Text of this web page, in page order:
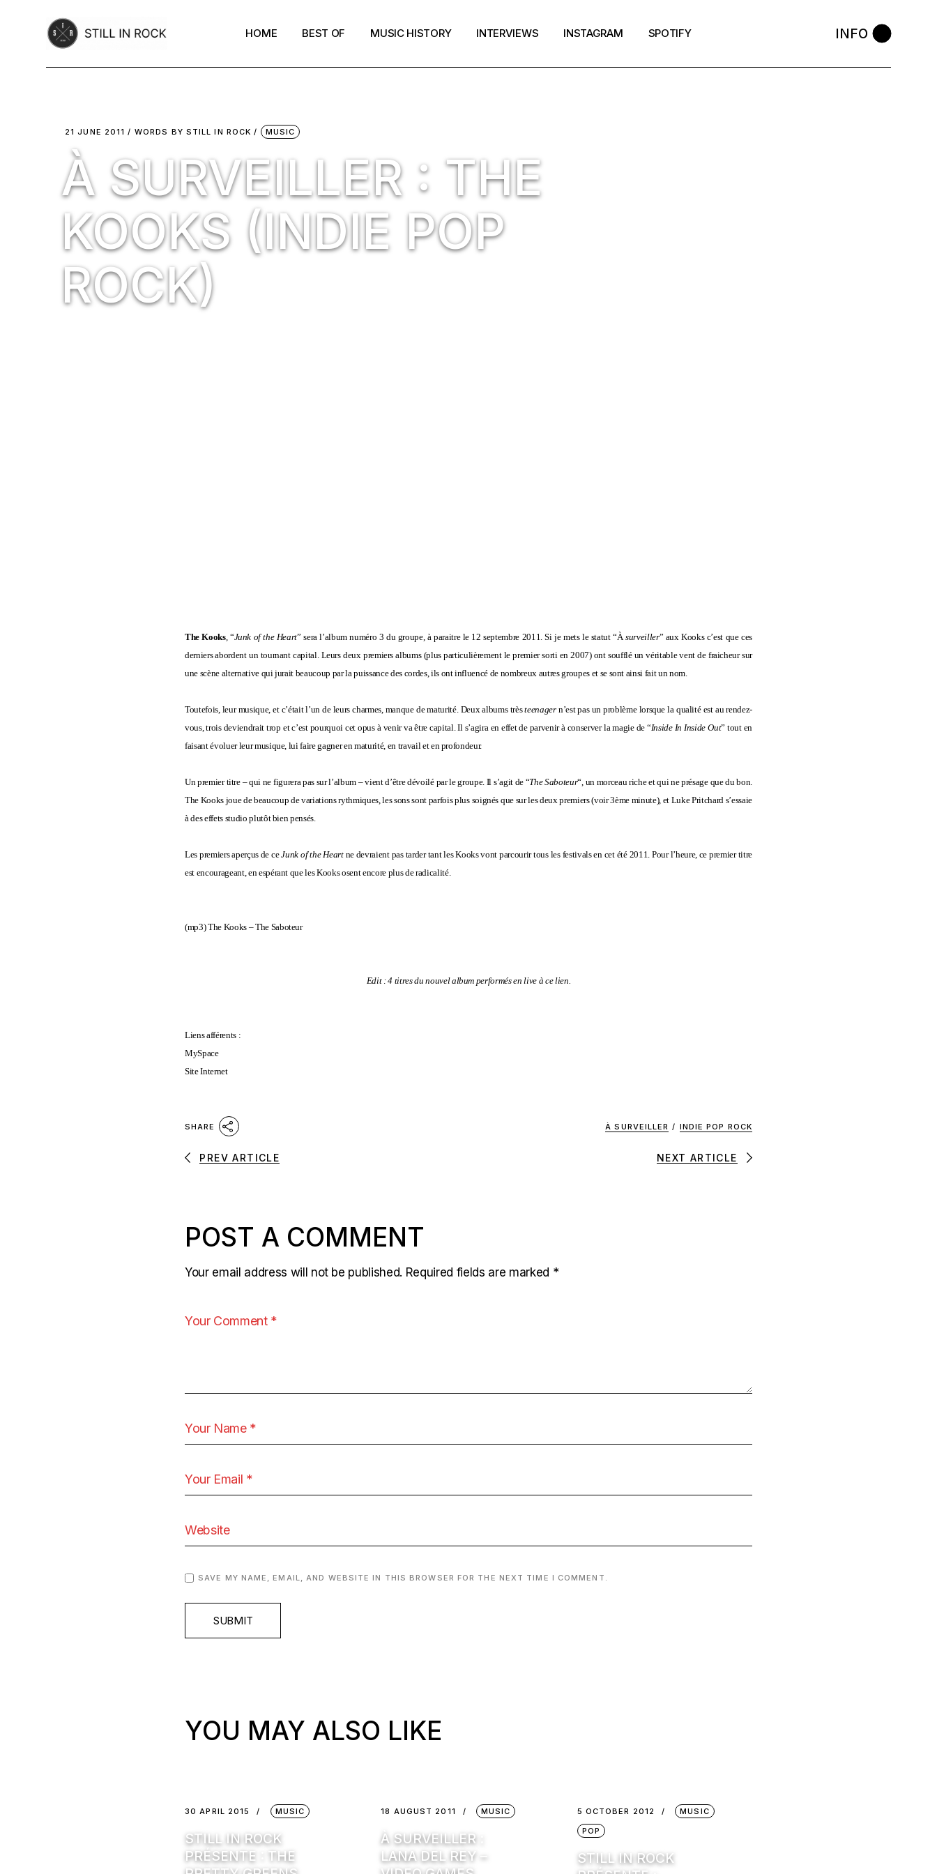
HOME BEST OF MUSIC HISTORY INTERVIEWS INSTAGRAM SPOTIFY INFO
21 JUNE 2011 WORDS BY STILL IN ROCK MUSIC
À SURVEILLER : THE
KOOKS (INDIE POP
ROCK)
The Kooks, “Junk of the Heart” sera l’album numéro 3 du groupe, à paraitre le 12 septembre 2011. Si je mets le statut “Àsurveiller” aux Kooks c’est que ces
derniers abordent un tournant capital. Leurs deux premiers albums (plus particulièrement le premier sorti en 2007) ont soufflé un véritable vent de fraicheur sur
une scène alternative qui jurait beaucoup par la puissance des cordes, ils ont influencé de nombreux autres groupes et se sont ainsi fait un nom.
Toutefois, leur musique, et c’était l’un de leurs charmes, manque de maturité. Deux albums trèsteenagern’est pas un problème lorsque la qualité est au rendez-
vous, trois deviendrait trop et c’est pourquoi cet opus à venir va être capital. Il s’agira en effet de parvenir à conserver la magie de “Inside In Inside Out” tout en
faisant évoluer leur musique, lui faire gagner en maturité, en travail et en profondeur.
Un premier titre – qui ne figurera pas sur l’album – vient d’être dévoilé par le groupe. Il s’agit de “The Saboteur“, un morceau riche et qui ne présage que du bon.
The Kooks joue de beaucoup de variations rythmiques, les sons sont parfois plus soignés que sur les deux premiers (voir 3ème minute), et Luke Pritchard s’essaie
à des effets studio plutôt bien pensés.
Les premiers aperçus de ceJunk of the Heart ne devraient pas tarder tant les Kooks vont parcourir tous les festivals en cet été 2011. Pour l’heure, ce premier titre
est encourageant, en espérant que les Kooks osent encore plus de radicalité.
(mp3)The Kooks – The Saboteur
Edit : 4 titres du nouvel album performés en live àce lien.
Liens afférents :
MySpace
Site Internet
SHARE À SURVEILLER / INDIE POP ROCK
PREV ARTICLE NEXT ARTICLE
POST A COMMENT
Your email address will not be published. Required fields are marked *
SAVE MY NAME, EMAIL, AND WEBSITE IN THIS BROWSER FOR THE NEXT TIME I COMMENT.
SUBMIT
YOU MAY ALSO LIKE
30 APRIL 2015 MUSIC
STILL IN ROCK
PRÉSENTE : THE
18 AUGUST 2011 MUSIC
À SURVEILLER :
LANA DEL REY –
5 OCTOBER 2012
MUSIC
POP
STILL IN ROCK